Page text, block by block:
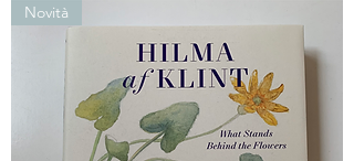
Novità